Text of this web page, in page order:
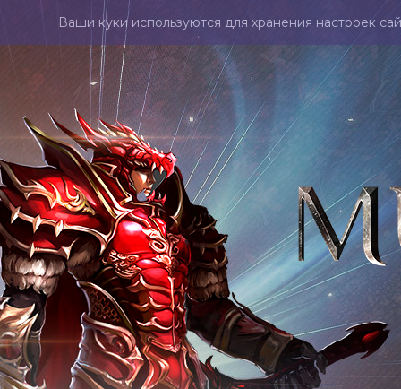
Ваши куки используются для хранения настроек